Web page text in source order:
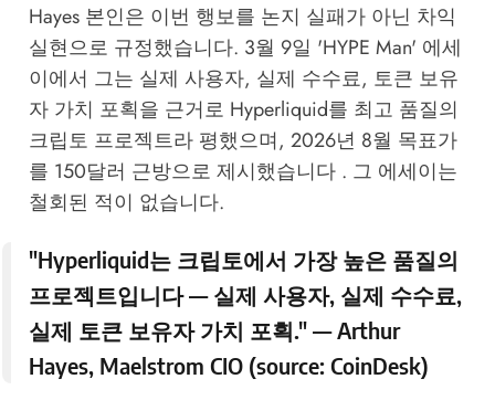
Hayes 본인은 이번 행보를 논지 실패가 아닌 차익
실현으로 규정했습니다. 3월 9일 'HYPE Man' 에세
이에서 그는 실제 사용자, 실제 수수료, 토큰 보유
자 가치 포획을 근거로 Hyperliquid를 최고 품질의
크립토 프로젝트라 평했으며, 2026년 8월 목표가
를 150달러 근방으로 제시했습니다 . 그 에세이는
철회된 적이 없습니다.
"Hyperliquid는 크립토에서 가장 높은 품질의
프로젝트입니다 — 실제 사용자, 실제 수수료,
실제 토큰 보유자 가치 포획." — Arthur
Hayes, Maelstrom CIO (source: CoinDesk)